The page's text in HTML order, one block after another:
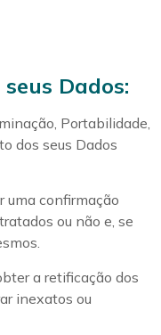
Dados:
Portabilidade,
dos seus Dados
uma confirmação
ou não e, se
a retificação dos
inexatos ou